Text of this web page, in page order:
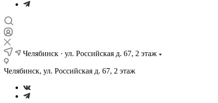
Челябинск · ул. Российская д. 67, 2 этаж
Челябинск, ул. Российская д. 67, 2 этаж